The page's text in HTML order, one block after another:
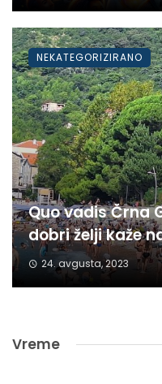
Quo vadis Črna
dobri želji kaže
24. avgusta, 2023
NEKATEGORIZIRANO
Vreme